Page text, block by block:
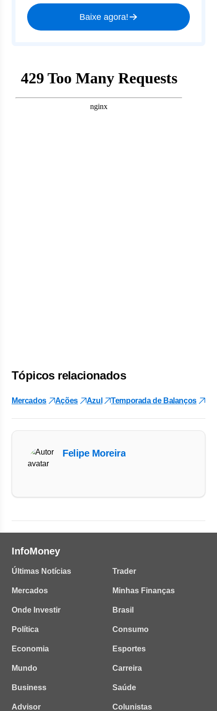
Baixe agora!
Tópicos relacionados
Mercados Ações Azul Temporada de Balanços
Felipe Moreira
InfoMoney
Últimas Notícias
Mercados
Onde Investir
Política
Economia
Mundo
Business
Advisor
Trader
Minhas Finanças
Brasil
Consumo
Esportes
Carreira
Saúde
Colunistas